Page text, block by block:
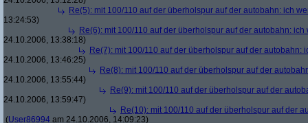
Re(5): mit 100/110 auf der überholspur auf der autobahn: ich
13:24:53)
Re(6): mit 100/110 auf der überholspur auf der autobahn:
24.10.2006, 13:38:18)
Re(7): mit 100/110 auf der überholspur auf der autobahn:
24.10.2006, 13:46:25)
Re(8): mit 100/110 auf der überholspur auf der
24.10.2006, 13:55:44)
Re(9): mit 100/110 auf der überholspur auf der
24.10.2006, 13:59:47)
Re(10): mit 100/110 auf der überholspur auf der
(User86994 am 24.10.2006, 14:09:23)